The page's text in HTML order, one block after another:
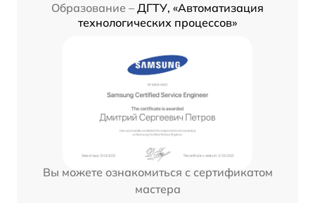
Образование – ДГТУ, «Автоматизация
технологических процессов»
Вы можете ознакомиться с сертификатом
мастера